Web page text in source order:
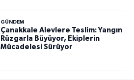
GÜNDEM
Çanakkale Alevlere Teslim: Yangın
Rüzgarla Büyüyor, Ekiplerin
Mücadelesi Sürüyor